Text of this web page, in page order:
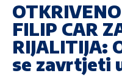
FILIP CAR
RIJALITIJA:
se zavrtjeti